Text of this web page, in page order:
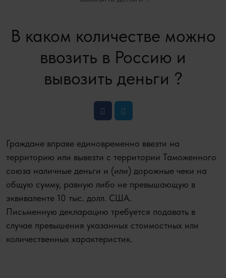
В каком количестве можно
ввозить в Россию и
вывозить деньги ?
Граждане вправе единовременно ввезти на
территорию или вывезти с территории Таможенного
союза наличные деньги и (или) дорожные чеки на
общую сумму, равную либо не превышающую в
эквиваленте 10 тыс. долл. США.
Письменную декларацию требуется подавать в
случае превышения указанных стоимостных или
количественных характеристик.